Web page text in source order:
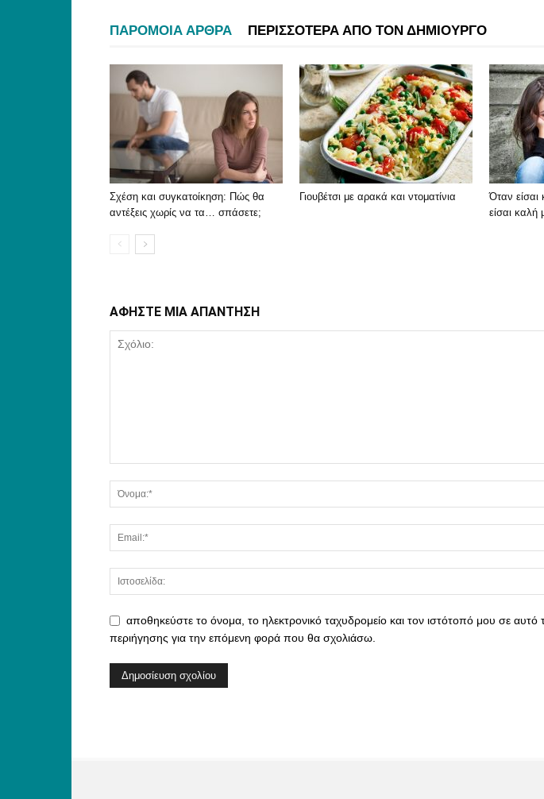
ΠΑΡΟΜΟΙΑ ΑΡΘΡΑ ΠΕΡΙΣΣΟΤΕΡΑ ΑΠΟ ΤΟΝ ΔΗΜΙΟΥΡΓΟ
Σχέση και συγκατοίκηση: Πώς θα
αντέξεις χωρίς να τα… σπάσετε;
Γιουβέτσι με αρακά και ντοματίνια
Όταν είσαι
είσαι καλή
ΑΦΗΣΤΕ ΜΙΑ ΑΠΑΝΤΗΣΗ
αποθηκεύστε το όνομα, το ηλεκτρονικό ταχυδρομείο και τον ιστότοπό μου σε
περιήγησης για την επόμενη φορά που θα σχολιάσω.